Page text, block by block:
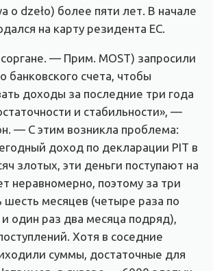
o dzeło) более пяти лет. В начале
на карту резидента ЕС.
— Прим. MOST) запросили
банковского счета, чтобы
доходы за последние три года
и стабильности», —
— С этим возникла проблема:
доход по декларации PIT в
злотых, эти деньги поступают на
неравномерно, поэтому за три
шесть месяцев (четыре раза по
один раз два месяца подряд),
Хотя в соседние
суммы, достаточные для